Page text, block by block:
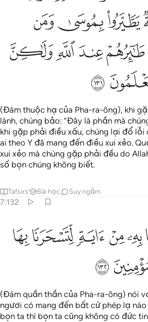
ﱋﱌﱍ
ﱒﱓﱔﱕ
ﱙ
(Đám thuộc hạ của Pha-ra-ông), khi
lành, chúng bảo: “Đây là phần mà
khi gặp phải điều xấu, chúng lại đổ lỗi
ai theo Y đã mang đến điều xui xẻo.
xui xẻo mà chúng gặp phải đều do
số bọn chúng không biết.
Tafsirs Bài học Suy ngẫm
7:132
لتسحرنا بها فما نحن لك بمومنين ١٣٢
ءَايَةٍۢ لِّتَسْحَرَنَا بِهَا فَمَا نَحْنُ لَكَ بِمُؤْمِنِينَ ١٣٢
ﱝﱞﱟﱠﱡ
ﱦ
(Đám quần thần của Pha-ra-ông) nói
ngươi có mang đến bất cứ phép lạ
bọn ta thì bọn ta cũng không có đức